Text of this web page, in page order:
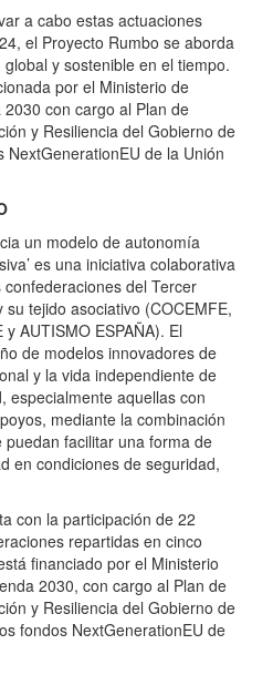
a cabo estas actuaciones
el Proyecto Rumbo se aborda
y sostenible en el tiempo.
por el Ministerio de
con cargo al Plan de
y Resiliencia del Gobierno de
NextGenerationEU de la Unión
un modelo de autonomía
es una iniciativa colaborativa
del Tercer
tejido asociativo (COCEMFE,
y AUTISMO ESPAÑA). El
de modelos innovadores de
y la vida independiente de
especialmente aquellas con
mediante la combinación
facilitar una forma de
en condiciones de seguridad,
con la participación de 22
repartidas en cinco
financiado por el Ministerio
2030, con cargo al Plan de
y Resiliencia del Gobierno de
fondos NextGenerationEU de